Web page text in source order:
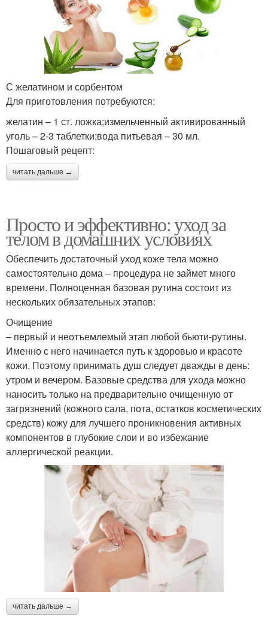
С желатином и сорбентом
Для приготовления потребуются:
желатин – 1 ст. ложка;измельченный активированный
уголь – 2-3 таблетки;вода питьевая – 30 мл.
Пошаговый рецепт:
читать дальше →
Просто и эффективно: уход за
телом в домашних условиях
Обеспечить достаточный уход коже тела можно
самостоятельно дома – процедура не займет много
времени. Полноценная базовая рутина состоит из
нескольких обязательных этапов:
Очищение
– первый и неотъемлемый этап любой бьюти-рутины.
Именно с него начинается путь к здоровью и красоте
кожи. Поэтому принимать душ следует дважды в день:
утром и вечером. Базовые средства для ухода можно
наносить только на предварительно очищенную от
загрязнений (кожного сала, пота, остатков косметических
средств) кожу для лучшего проникновения активных
компонентов в глубокие слои и во избежание
аллергической реакции.
читать дальше →